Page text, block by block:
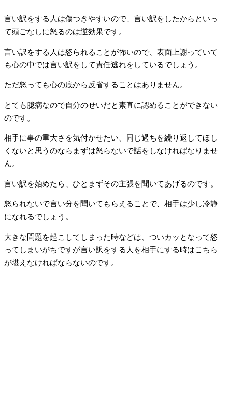
言い訳をする人は傷つきやすいので、言い訳をしたからといっ
て頭ごなしに怒るのは逆効果です。
言い訳をする人は怒られることが怖いので、表面上謝っていて
も心の中では言い訳をして責任逃れをしているでしょう。
ただ怒っても心の底から反省することはありません。
とても臆病なので自分のせいだと素直に認めることができない
のです。
相手に事の重大さを気付かせたい、同じ過ちを繰り返してほし
くないと思うのならまずは怒らないで話をしなければなりませ
ん。
言い訳を始めたら、ひとまずその主張を聞いてあげるのです。
怒られないで言い分を聞いてもらえることで、相手は少し冷静
になれるでしょう。
大きな問題を起こしてしまった時などは、ついカッとなって怒
ってしまいがちですが言い訳をする人を相手にする時はこちら
が堪えなければならないのです。